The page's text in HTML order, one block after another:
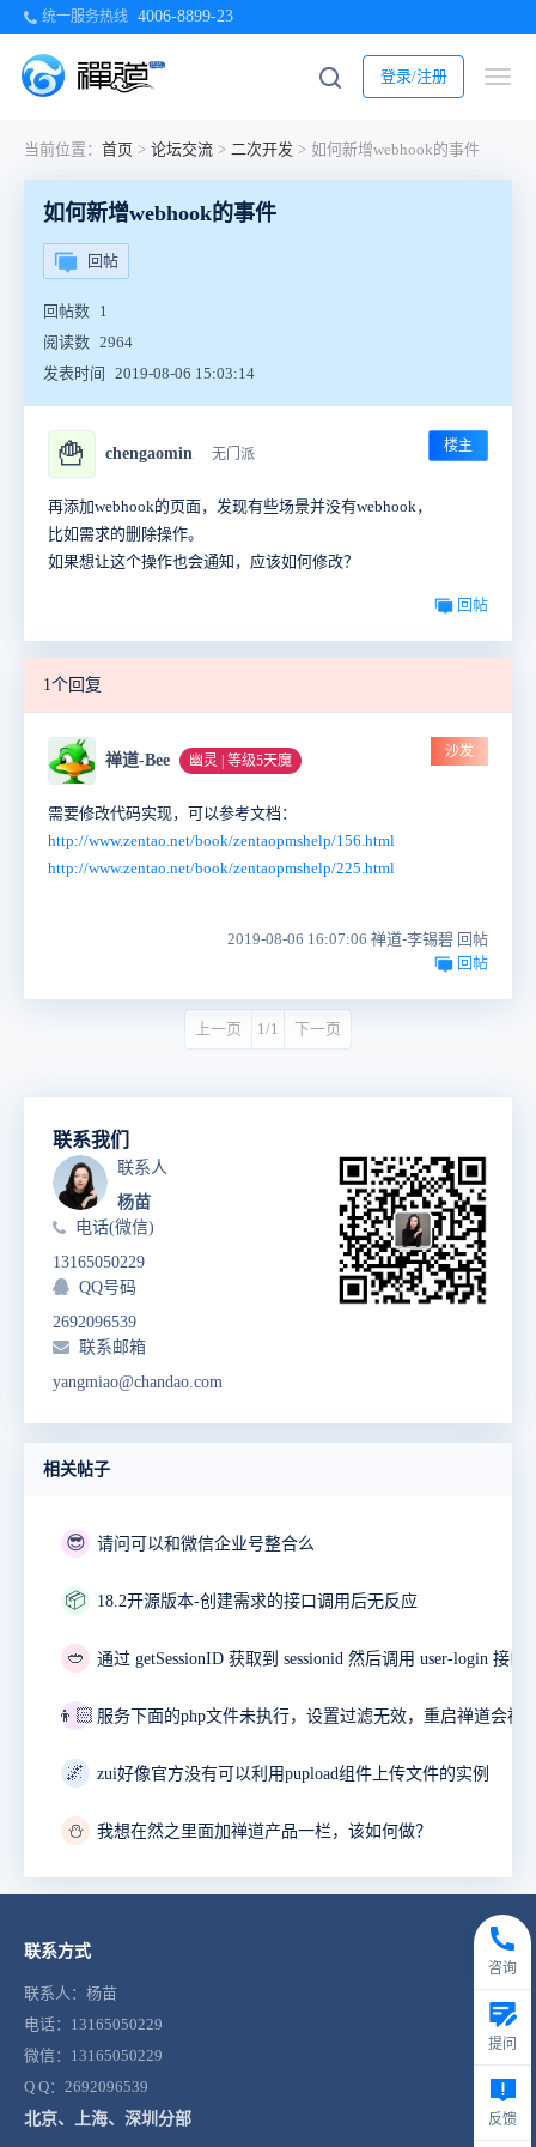
统一服务热线 4006-8899-23
登录/注册
当前位置： 首页 > 论坛交流 > 二次开发 > 如何新增webhook的事件
如何新增webhook的事件
回帖
回帖数 1
阅读数 2964
发表时间
2019-08-06 15:03:14
🍟 chengaomin 无门派 楼主
再添加webhook的页面，发现有些场景并没有webhook，
比如需求的删除操作。
如果想让这个操作也会通知，应该如何修改？
回帖
1个回复
禅道-Bee 幽灵 | 等级5天魔
沙发
需要修改代码实现，可以参考文档：
http://www.zentao.net/book/zentaopmshelp/156.html
http://www.zentao.net/book/zentaopmshelp/225.html
2019-08-06 16:07:06 禅道-李锡碧 回帖
回帖
上一页 1/1 下一页
联系我们
联系人
杨苗
电话(微信)
13165050229
QQ号码
2692096539
联系邮箱
yangmiao@chandao.com
相关帖子
😎 请问可以和微信企业号整合么
📦 18.2开源版本-创建需求的接口调用后无反应
🥙
👦🏻
🌌 zui好像官方没有可以利用pupload组件上传文件的实例
⛄ 我想在然之里面加禅道产品一栏，该如何做？
联系方式
联系人：杨苗
电话：13165050229
微信：13165050229
Q Q：2692096539
北京、上海、深圳分部
咨询
提问
反馈